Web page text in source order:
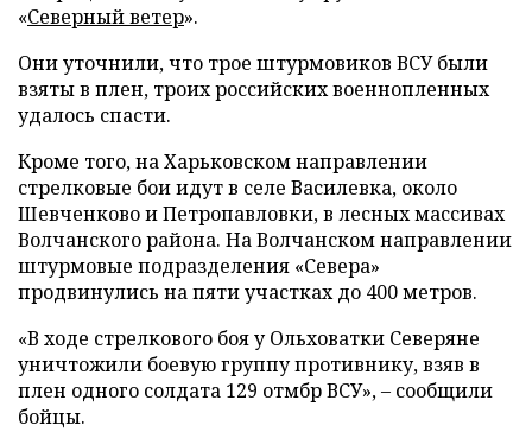
«Северный ветер».
Они уточнили, что трое штурмовиков ВСУ были
взяты в плен, троих российских военнопленных
удалось спасти.
Кроме того, на Харьковском направлении
стрелковые бои идут в селе Василевка, около
Шевченково и Петропавловки, в лесных массивах
Волчанского района. На Волчанском направлении
штурмовые подразделения «Севера»
продвинулись на пяти участках до 400 метров.
«В ходе стрелкового боя у Ольховатки Северяне
уничтожили боевую группу противнику, взяв в
плен одного солдата 129 отмбр ВСУ», – сообщили
бойцы.